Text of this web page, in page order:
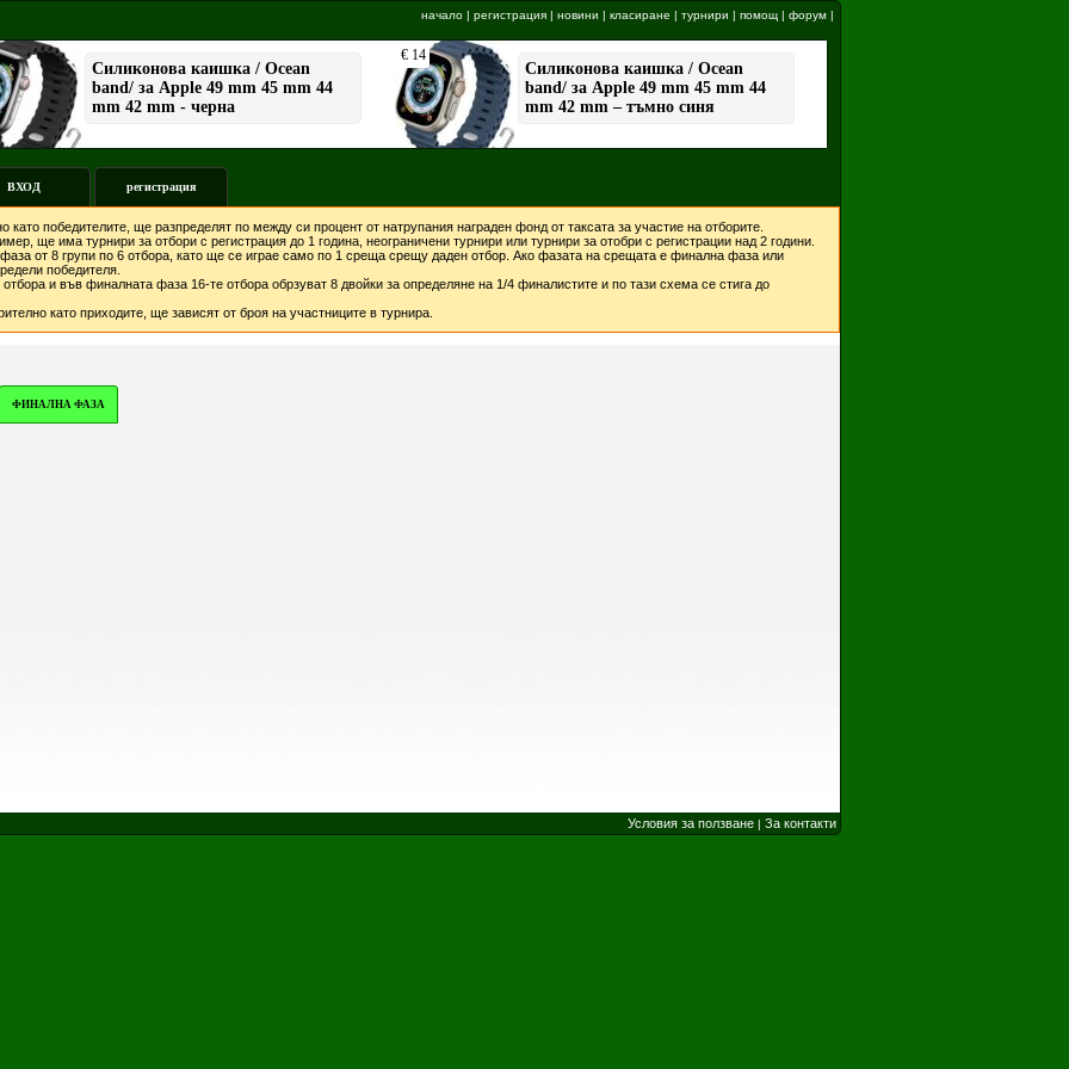
начало | регистрация | новини | класиране | турнири | помощ | форум |
ВХОД регистрация
победителите, ще разпределят по между си процент от натрупания награден фонд от таксата за участие на отборите.
ще има турнири за отбори с регистрация до 1 година, неограничени турнири или турнири за отобри с регистрации над 2 години.
от 8 групи по 6 отбора, като ще се играе само по 1 среща срещу даден отбор. Ако фазата на срещата е финална фаза или
победителя.
и във финалната фаза 16-те отбора обрзуват 8 двойки за определяне на 1/4 финалистите и по тази схема се стига до
като приходите, ще зависят от броя на участниците в турнира.
ФИНАЛНА ФАЗА
Условия за ползване | За контакти